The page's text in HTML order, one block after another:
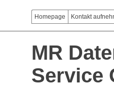
Homepage Kontakt
MR
Service